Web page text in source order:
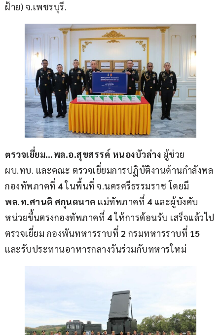
ฝ้าย) จ.เพชรบุรี.
ตรวจเยี่ยม…พล.อ.สุขสรรค์ หนองบัวล่าง ผู้ช่วย
ผบ.ทบ. และคณะ ตรวจเยี่ยมการปฏิบัติงานด้านกำลังพล
กองทัพภาคที่ 4 ในพื้นที่ จ.นครศรีธรรมราช โดยมี
พล.ท.ศานติ ศกุนตนาค แม่ทัพภาคที่ 4 และผู้บังคับ
หน่วยขึ้นตรงกองทัพภาคที่ 4 ให้การต้อนรับ เสร็จแล้วไป
ตรวจเยี่ยม กองพันทหารราบที่ 2 กรมทหารราบที่ 15
และรับประทานอาหารกลางวันร่วมกับทหารใหม่